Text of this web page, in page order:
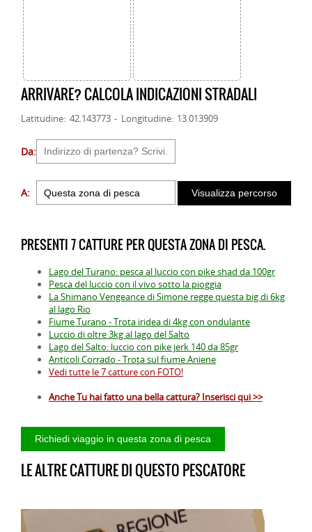
ARRIVARE? CALCOLA INDICAZIONI STRADALI
Latitudine: 42.143773 - Longitudine: 13.013909
Da:
A:
PRESENTI 7 CATTURE PER QUESTA ZONA DI PESCA.
Lago del Turano: pesca al luccio con pike shad da 100gr
Pesca del luccio con il vivo sotto la pioggia
La Shimano Vengeance di Simone regge questa big di 6kg
al lago Rio
Fiume Turano - Trota iridea di 4kg con ondulante
Luccio di oltre 3kg al lago del Salto
Lago del Salto: luccio con pike jerk 140 da 85gr
Anticoli Corrado - Trota sul fiume Aniene
Vedi tutte le 7 catture con FOTO!
Anche Tu hai fatto una bella cattura? Inserisci qui >>
LE ALTRE CATTURE DI QUESTO PESCATORE